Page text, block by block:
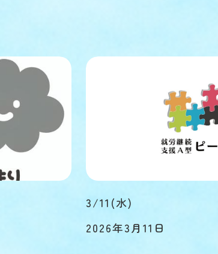
3/11(水)
2026年3月11日